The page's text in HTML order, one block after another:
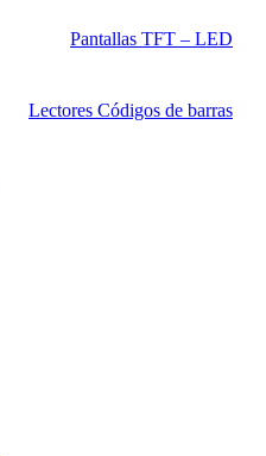
Pantallas TFT – LED
Lectores Códigos de barras